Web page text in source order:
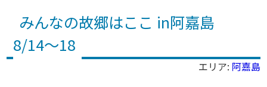
みんなの故郷はここ in阿嘉島
8/14～18
エリア: 阿嘉島